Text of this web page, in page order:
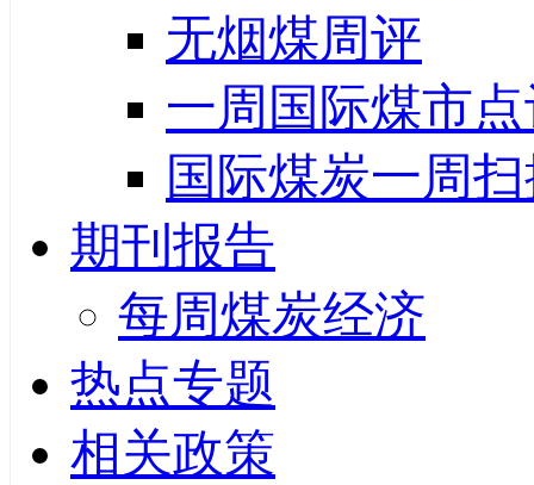
无烟煤周评
一周国际煤市
国际煤炭一周
期刊报告
每周煤炭经济
热点专题
相关政策